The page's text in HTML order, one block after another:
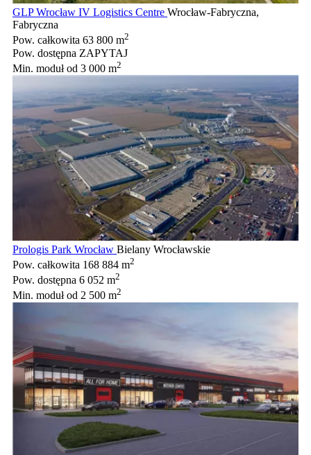
GLP Wrocław IV Logistics Centre Wrocław-Fabryczna,
Fabryczna
Pow. całkowita 63 800 m2
Pow. dostępna ZAPYTAJ
Min. modułod 3 000 m2
Prologis Park Wrocław Bielany Wrocławskie
Pow. całkowita 168 884 m2
Pow. dostępna 6 052 m2
Min. modułod 2 500 m2